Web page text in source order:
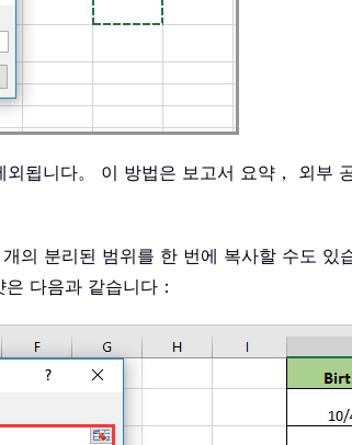
됩니다。 이 방법은 보고서 요약， 외부
의 분리된 범위를 한 번에 복사할 수도 있
다음과 같습니다：